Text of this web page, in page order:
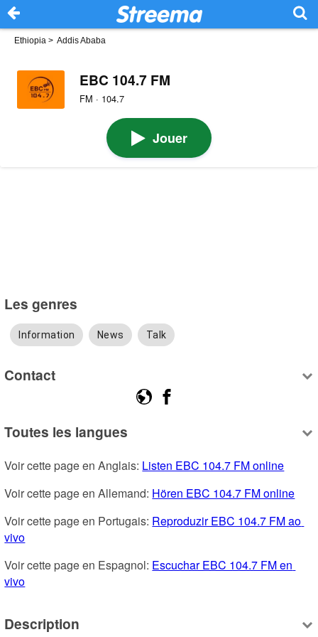
Ethiopia > Addis Ababa
EBC 104.7 FM
FM · 104.7
Jouer
Les genres
Information News Talk
Contact
Toutes les langues
Voir cette page en Anglais: Listen EBC 104.7 FM online
Voir cette page en Allemand: Hören EBC 104.7 FM online
Voir cette page en Portugais: Reproduzir EBC 104.7 FM ao
vivo
Voir cette page en Espagnol: Escuchar EBC 104.7 FM en
vivo
Description